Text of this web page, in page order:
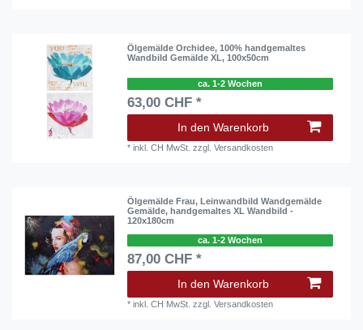
Ölgemälde Orchidee, 100% handgemaltes
Wandbild Gemälde XL, 100x50cm
ca. 1-2 Wochen
63,00 CHF *
In den Warenkorb
*inkl. CH MwSt. zzgl.Versandkosten
Ölgemälde Frau, Leinwandbild Wandgemälde
Gemälde, handgemaltes XL Wandbild -
120x180cm
ca. 1-2 Wochen
87,00 CHF *
In den Warenkorb
*inkl. CH MwSt. zzgl.Versandkosten